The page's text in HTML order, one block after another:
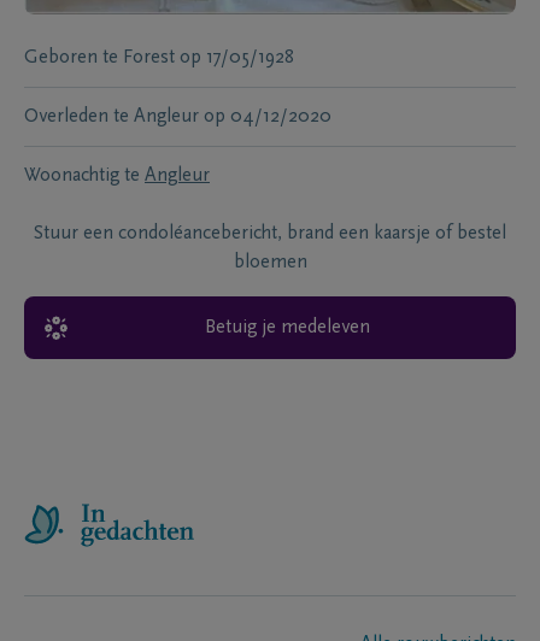
Geboren te Forest op 17/05/1928
Overleden te Angleur op 04/12/2020
Woonachtig te Angleur
Stuur een condoléancebericht, brand een kaarsje of bestel
bloemen
Betuig je medeleven